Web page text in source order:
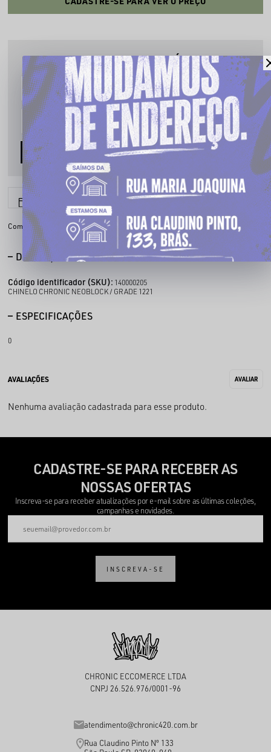
PRODUTO INDISPONÍVEL
Cadastre seu email que te avisaremos quando estiver disponível:
AVISE-ME
Parcele em até6x sem juros
Compartilhe:
DESCRIÇÃO COMPLETA
Código identificador (SKU): 140000205
CHINELO CHRONIC NEOBLOCK / GRADE 1221
ESPECIFICAÇÕES
0
Nenhuma avaliação cadastrada para esse produto.
CADASTRE-SE PARA RECEBER AS
NOSSAS OFERTAS
Inscreva-se para receber atualizações por e-mail sobre as últimas coleções,
campanhas e novidades.
INSCREVA-SE
CHRONIC ECCOMERCE LTDA
CNPJ 26.526.976/0001-96
atendimento@chronic420.com.br
Rua Claudino Pinto Nº 133